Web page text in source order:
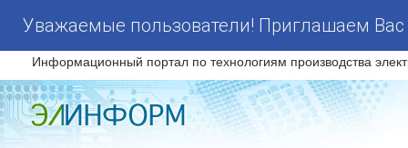
Уважаемые пользователи! Приглашаем
Информационный портал по технологиям производства